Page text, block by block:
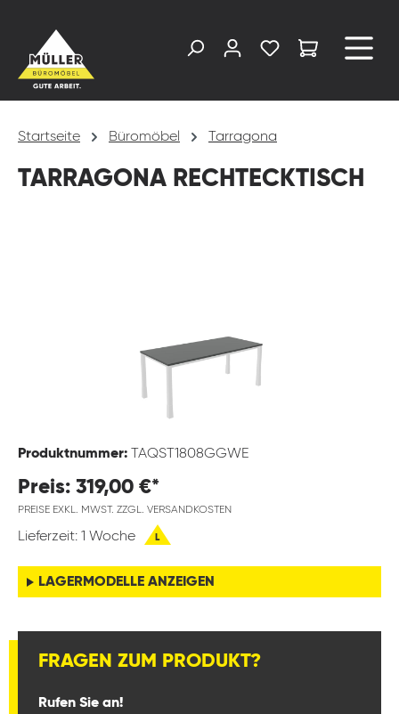
Startseite Büromöbel Tarragona
TARRAGONA RECHTECKTISCH
Produktnummer: TAQST1808GGWE
Preis: 319,00 €*
PREISE EXKL. MWST. ZZGL. VERSANDKOSTEN
Lieferzeit: 1 Woche L
LAGERMODELLE ANZEIGEN
FRAGEN ZUM PRODUKT?
Rufen Sie an!